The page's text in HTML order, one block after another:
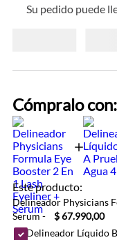
Su pedido puede
Cómpralo con:
Este producto:
Delineador Physicians
Serum-
$ 67.990,00
Delineador Líquido